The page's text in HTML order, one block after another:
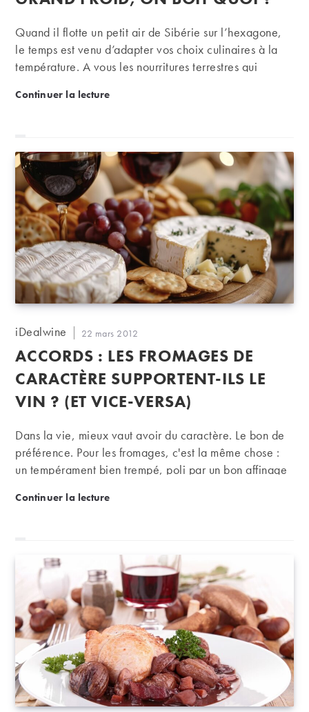
Quand il flotte un petit air de Sibérie sur l’hexagone,
le temps est venu d’adapter vos choix culinaires à la
température. A vous les nourritures terrestres qui
quoi les marier.
Continuer la lectureAccords mets et vins : et par grand froid, on boit
Auteur/autrice
la
publication :
iDealwine
Publication
publiée :
22 mars 2012
ACCORDS : LES FROMAGES DE
CARACTÈRE SUPPORTENT-ILS LE
VIN ? (ET VICE-VERSA)
Dans la vie, mieux vaut avoir du caractère. Le bon de
préférence. Pour les fromages, c'est la même chose :
un tempérament bien trempé, poli par un bon affinage
gastronomes. Or avec leur goût puissant, leur croûte
fromages – au lait cru, cela va de soi - peuvent
prendre le pas sur le vin et le faire passer à l'as, voire
le détruire complètement.
Continuer la lectureAccords : les fromages de caractère supportent-ils